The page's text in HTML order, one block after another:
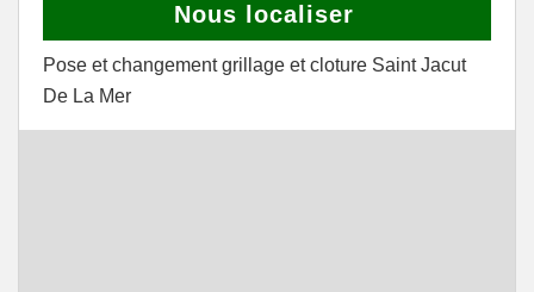
Nous localiser
Pose et changement grillage et cloture Saint Jacut
De La Mer